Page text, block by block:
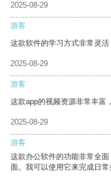
2025-08-29
游客
这款软件的学习方式非常灵活
2025-08-29
游客
这款app的视频资源非常丰富
2025-08-29
游客
这款办公软件的功能非常全
面。我可以使用它来完成日常